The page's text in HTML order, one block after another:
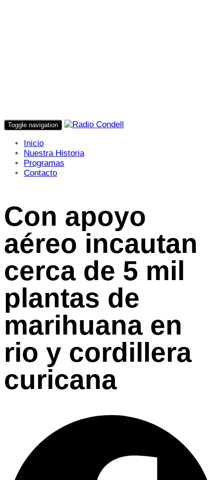
Toggle navigation
Inicio
Nuestra Historia
Programas
Contacto
Con apoyo
aéreo incautan
cerca de 5 mil
plantas de
marihuana en
rio y cordillera
curicana